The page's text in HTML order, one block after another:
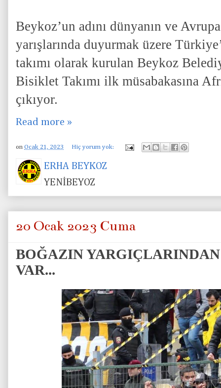
Beykoz’un adını dünyanın ve
yarışlarında duyurmak üzere
takımı olarak kurulan Beykoz
Bisiklet Takımı ilk müsabakasına
çıkıyor.
Read more »
on Ocak 21, 2023 Hiç yorum yok:
ERHA BEYKOZ
YENİBEYOZ
20 Ocak 2023 Cuma
BOĞAZIN
VAR...